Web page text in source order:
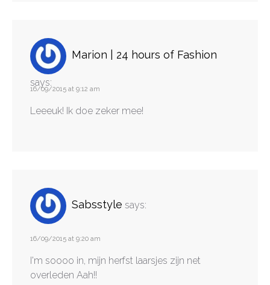
Marion | 24 hours of Fashion
says:
16/09/2015 at 9:12 am
Leeeuk! Ik doe zeker mee!
Sabsstyle says:
16/09/2015 at 9:20 am
I'm soooo in, mijn herfst laarsjes zijn net
overleden Aah!!